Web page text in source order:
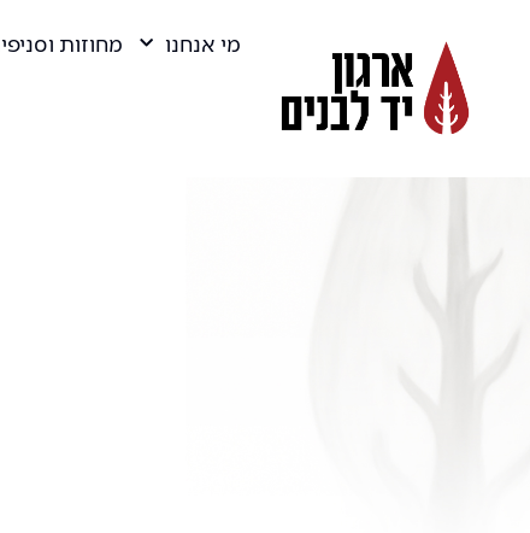
מי אנחנו מחוזות